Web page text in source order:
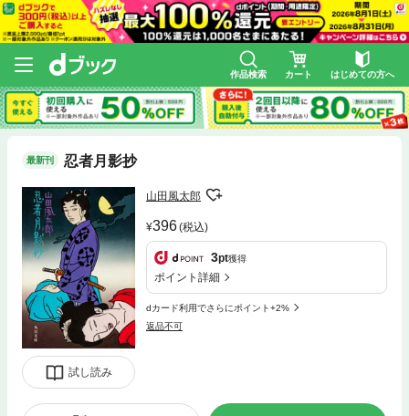
作品検索 カート はじめての方へ
最新刊 忍者月影抄
試し読み
山田風太郎
396(税込)
3pt獲得
ポイント詳細
dカード利用でさらにポイント+2%
返品不可